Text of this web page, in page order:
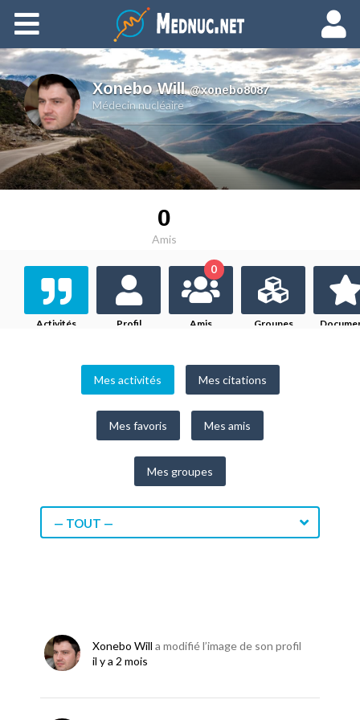
Ajouter du contenu
Xonebo Will,@xonebo8087
Médecin nucléaire
0
Amis
Activités Profil Amis
0
Groupes
Mes activités Mes citations
Mes favoris Mes amis
Mes groupes
— TOUT —
Xonebo Will a modifié l’image de son profil
il y a 2 mois